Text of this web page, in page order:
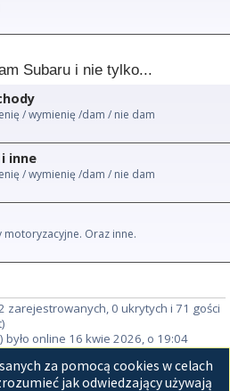
Subaru i nie tylko...
/ wymienię /dam / nie dam
i inne
/ wymienię /dam / nie dam
motoryzacyjne. Oraz inne.
zarejestrowanych, 0 ukrytych i 71 gości
) było online 16 kwie 2026, o 19:04
za pomocą cookies w celach
jak odwiedzający używają